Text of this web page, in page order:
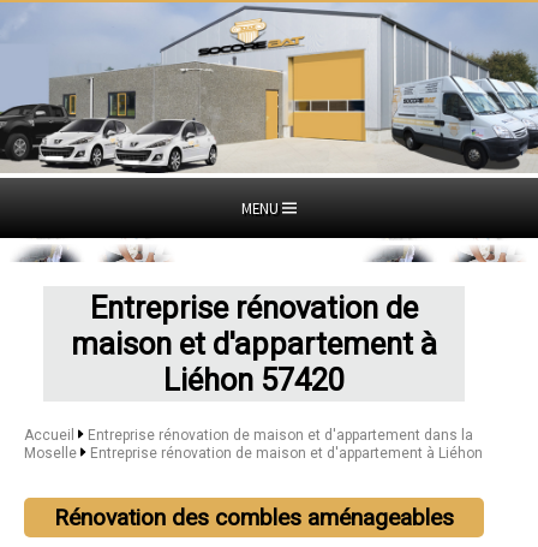
MENU
Entreprise rénovation de
maison et d'appartement à
Liéhon 57420
Accueil
Entreprise rénovation de maison et d'appartement dans la
Moselle
Entreprise rénovation de maison et d'appartement à Liéhon
Rénovation des combles aménageables